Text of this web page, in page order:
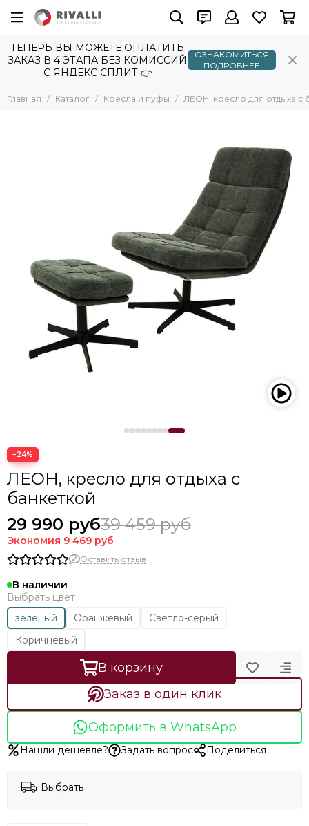
ТЕПЕРЬ ВЫ МОЖЕТЕ ОПЛАТИТЬ
ЗАКАЗ В 4 ЭТАПА БЕЗ КОМИССИЙ
С ЯНДЕКС СПЛИТ.👉
ОЗНАКОМИТЬСЯ
ПОДРОБНЕЕ
Главная Каталог Кресла и пуфы ЛЕОН, кресло для отдыха с
−24%
ЛЕОН, кресло для отдыха с
банкеткой
29 990 руб39 459 руб
Экономия 9 469 руб
Оставить отзыв
В наличии
Выбрать цвет
зеленый
Оранжевый
Светло-серый
Коричневый
В корзину
Заказ в один клик
Оформить в WhatsApp
Нашли дешевле? Задать вопрос Поделиться
Выбрать